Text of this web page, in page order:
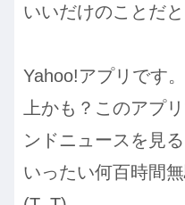
いいだけのことだと
Yahoo!アプリです
上かも？このアプ
ンドニュースを見
いったい何百時間